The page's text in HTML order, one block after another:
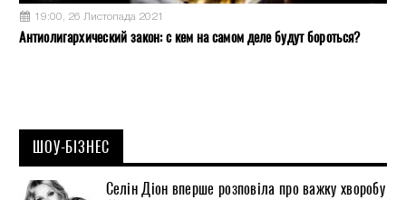
19:00, 26 Листопада 2021
Антиолигархический закон: с кем на самом деле будут бороться?
ШОУ-БІЗНЕС
Селін Діон вперше розповіла про важку хворобу